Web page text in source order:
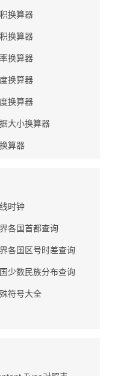
换算器
换算器
换算器
换算器
换算器
大小换算器
算器
时钟
各国首都查询
各国区号时差查询
少数民族分布查询
符号大全